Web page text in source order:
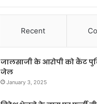
Recent
जालसाजी के आरोपी को कैंट
जेल
January 3, 2025